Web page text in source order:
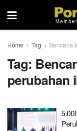
Home Tag Bencana
Tag:
perubahan